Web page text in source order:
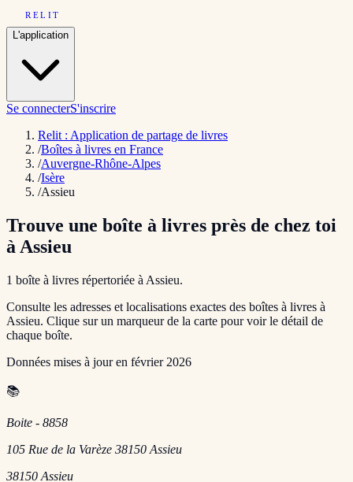
RELIT
L'application
Se connecterS'inscrire
Relit : Application de partage de livres
/Boîtes à livres en France
/Auvergne-Rhône-Alpes
/Isère
/Assieu
Trouve une boîte à livres près de chez toi
à Assieu
1 boîte à livres répertoriée à Assieu.
Consulte les adresses et localisations exactes des boîtes à livres à
Assieu. Clique sur un marqueur de la carte pour voir le détail de
chaque boîte.
Données mises à jour en février 2026
📚
Boite - 8858
105 Rue de la Varèze 38150 Assieu
38150 Assieu